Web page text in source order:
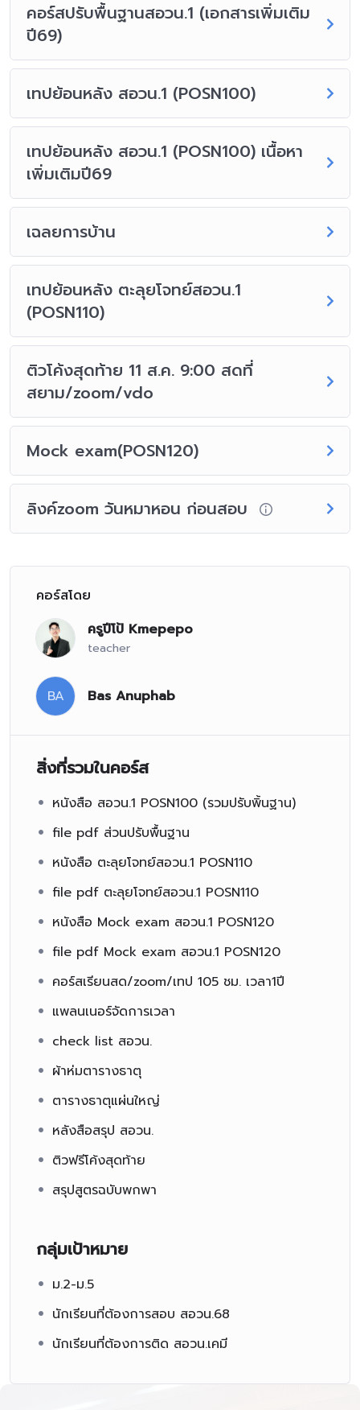
คอร์สปรับพื้นฐานสอวน.1 (เอกสารเพิ่มเติม
ปี69)
เทปย้อนหลัง สอวน.1 (POSN100)
เทปย้อนหลัง สอวน.1 (POSN100) เนื้อหา
เพิ่มเติมปี69
เฉลยการบ้าน
เทปย้อนหลัง ตะลุยโจทย์สอวน.1
(POSN110)
ติวโค้งสุดท้าย 11 ส.ค. 9:00 สดที่
สยาม/zoom/vdo
Mock exam(POSN120)
ลิงค์zoom วันหมาหอน ก่อนสอบ
คอร์สโดย
ครูปีโป้ Kmepepo
teacher
BA Bas Anuphab
สิ่งที่รวมในคอร์ส
หนังสือ สอวน.1 POSN100 (รวมปรับพิ้นฐาน)
file pdf ส่วนปรับพื้นฐาน
หนังสือ ตะลุยโจทย์สอวน.1 POSN110
file pdf ตะลุยโจทย์สอวน.1 POSN110
หนังสือ Mock exam สอวน.1 POSN120
file pdf Mock exam สอวน.1 POSN120
คอร์สเรียนสด/zoom/เทป 105 ชม. เวลา1ปี
แพลนเนอร์จัดการเวลา
check list สอวน.
ผ้าห่มตารางธาตุ
ตารางธาตุแผ่นใหญ่
หลังสือสรุป สอวน.
ติวฟรีโค้งสุดท้าย
สรุปสูตรฉบับพกพา
กลุ่มเป้าหมาย
ม.2-ม.5
นักเรียนที่ต้องการสอบ สอวน.68
นักเรียนที่ต้องการติด สอวน.เคมี